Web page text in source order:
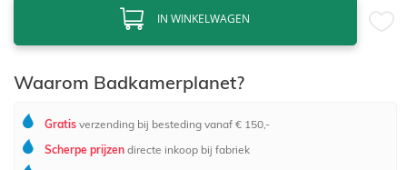
IN WINKELWAGEN
Waarom Badkamerplanet?
Gratis verzending bij besteding vanaf € 150,-
Scherpe prijzen directe inkoop bij fabriek